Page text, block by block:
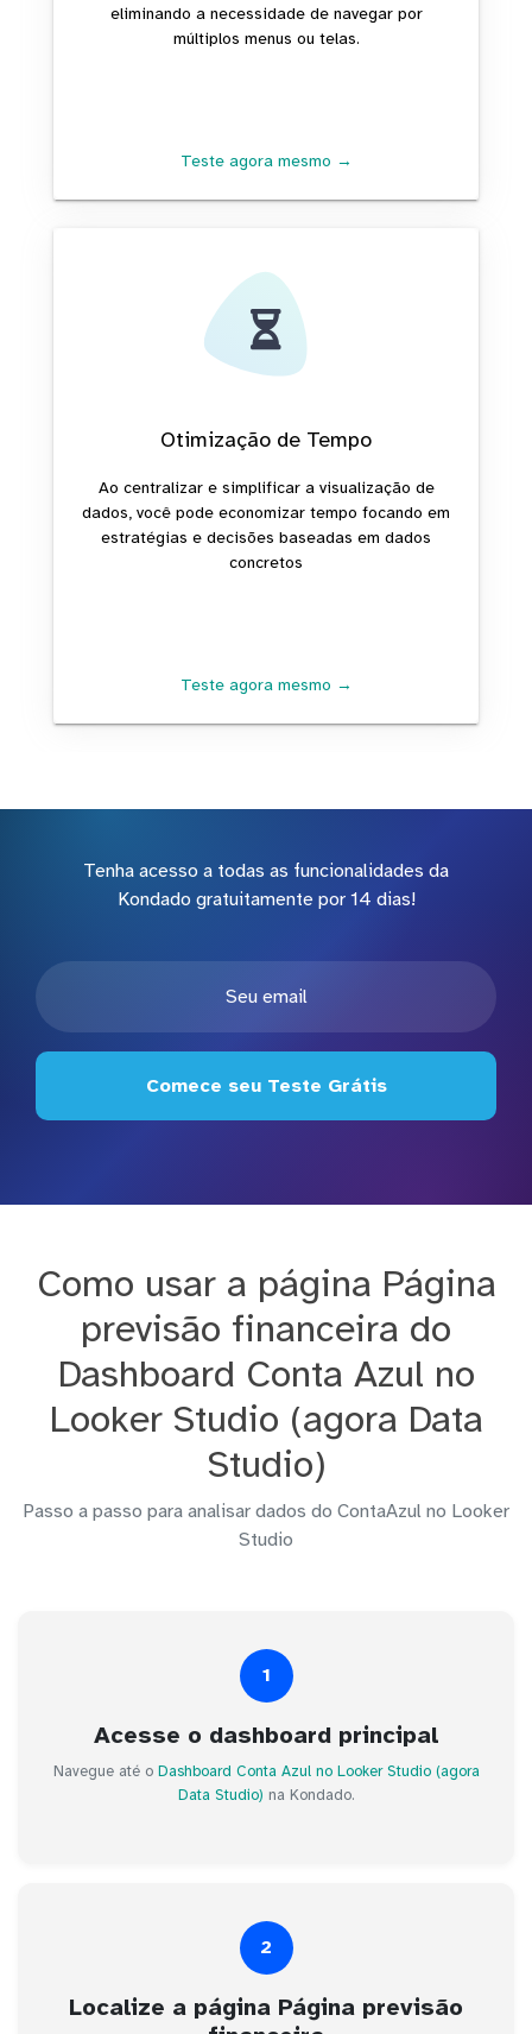
eliminando a necessidade de navegar por
múltiplos menus ou telas.
Teste agora mesmo →
Otimização de Tempo
Ao centralizar e simplificar a visualização de
dados, você pode economizar tempo focando em
estratégias e decisões baseadas em dados
concretos
Teste agora mesmo →
Tenha acesso a todas as funcionalidades da
Kondado gratuitamente por 14 dias!
Comece seu Teste Grátis
Como usar a página Página
previsão financeira do
Dashboard Conta Azul no
Looker Studio (agora Data
Studio)
Passo a passo para analisar dados do ContaAzul no Looker
Studio
1
Acesse o dashboard principal
Navegue até o Dashboard Conta Azul no Looker Studio (agora
Data Studio) na Kondado.
2
Localize a página Página previsão